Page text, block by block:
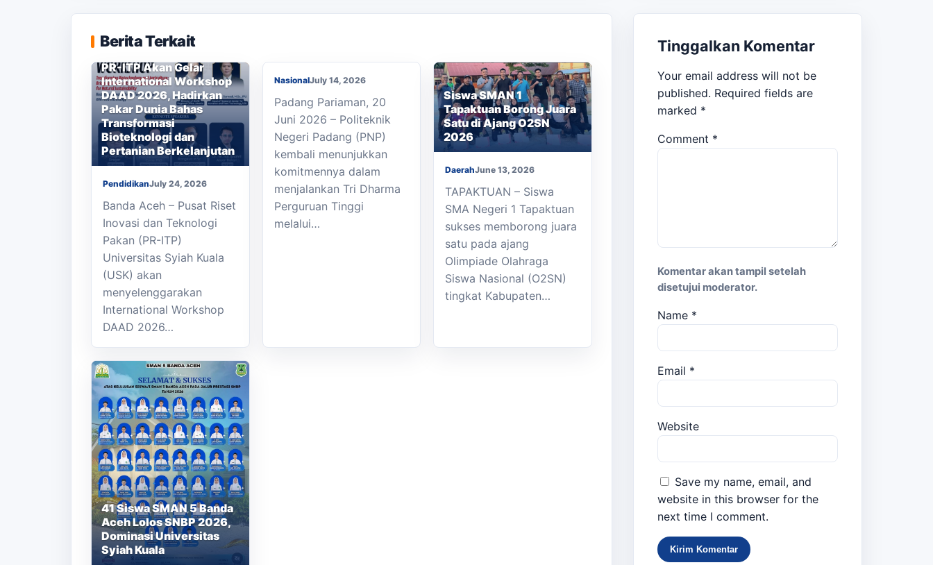
Berita Terkait
PR-ITP Akan Gelar
International Workshop
DAAD 2026, Hadirkan
Pakar Dunia Bahas
Transformasi
Bioteknologi dan
Pertanian Berkelanjutan
PendidikanJuly 24, 2026
Banda Aceh – Pusat Riset
Inovasi dan Teknologi
Pakan (PR-ITP)
Universitas Syiah Kuala
(USK) akan
menyelenggarakan
International Workshop
DAAD 2026…
NasionalJuly 14, 2026
Padang Pariaman, 20
Juni 2026 – Politeknik
Negeri Padang (PNP)
kembali menunjukkan
komitmennya dalam
menjalankan Tri Dharma
Perguruan Tinggi
melalui…
Siswa SMAN 1
Tapaktuan Borong Juara
Satu di Ajang O2SN
2026
DaerahJune 13, 2026
TAPAKTUAN – Siswa
SMA Negeri 1 Tapaktuan
sukses memborong juara
satu pada ajang
Olimpiade Olahraga
Siswa Nasional (O2SN)
tingkat Kabupaten…
41 Siswa SMAN 5 Banda
Aceh Lolos SNBP 2026,
Dominasi Universitas
Syiah Kuala
Tinggalkan Komentar
Your email address will not be
published. Required fields are
marked *
Comment *
Komentar akan tampil setelah
disetujui moderator.
Name *
Email *
Website
Save my name, email, and
website in this browser for the
next time I comment.